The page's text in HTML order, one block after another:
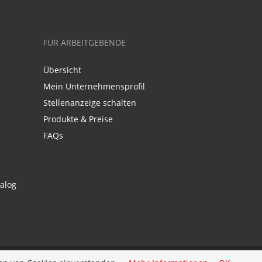
FÜR ARBEITGEBENDE
Übersicht
Mein Unternehmensprofil
Stellenanzeige schalten
Produkte & Preise
FAQs